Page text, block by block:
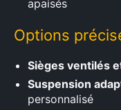
apaisés
Options
Sièges ventilés
Suspension
personnalisé
Rechercher
: